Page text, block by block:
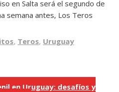
en Salta será el segundo de
semana antes, Los Teros
del Mundo de Rugby
, Teros, Uruguay
en Uruguay: desafíos y